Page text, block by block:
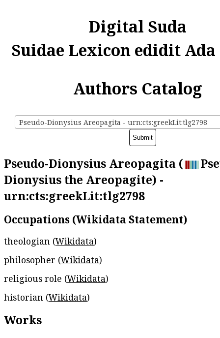
Digital Suda
Suidae Lexicon edidit
Authors Catalog
Pseudo-Dionysius Areopagita - urn:cts:greekLit:tlg2798
Pseudo-Dionysius Areopagita (
Dionysius the Areopagite) -
urn:cts:greekLit:tlg2798
Occupations (Wikidata Statement)
theologian (Wikidata)
philosopher (Wikidata)
religious role (Wikidata)
historian (Wikidata)
Works